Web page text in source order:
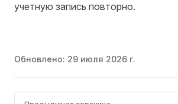
учетную запись повторно.
Обновлено: 29 июля 2026 г.
Pager